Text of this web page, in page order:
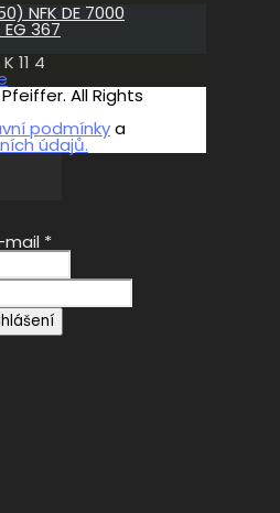
NFK DE 7000
367
11 4
All Rights
podmínkya
údajů.
mail *